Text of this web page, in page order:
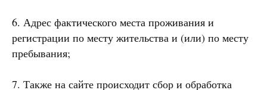
6. Адрес фактического места проживания и
регистрации по месту жительства и (или) по месту
пребывания;
7. Также на сайте происходит сбор и обработка